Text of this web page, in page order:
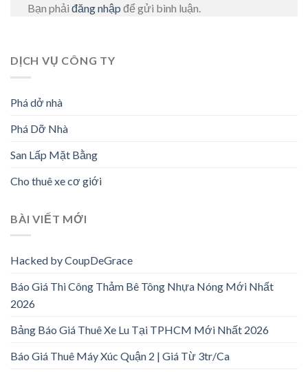
Bạn phải đăng nhập để gửi bình luận.
DỊCH VỤ CÔNG TY
Phá dở nhà
Phá Dỡ Nhà
San Lấp Mặt Bằng
Cho thuê xe cơ giới
BÀI VIẾT MỚI
Hacked by CoupDeGrace
Báo Giá Thi Công Thảm Bê Tông Nhựa Nóng Mới Nhất
2026
Bảng Báo Giá Thuê Xe Lu Tại TPHCM Mới Nhất 2026
Báo Giá Thuê Máy Xúc Quận 2 | Giá Từ 3tr/Ca